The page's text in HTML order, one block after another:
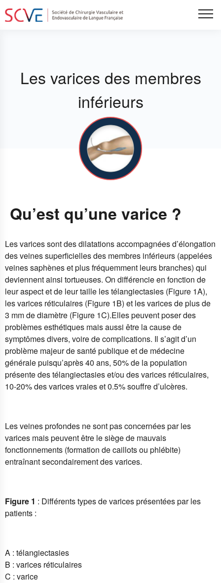
Aller
au
Les varices des membres
inférieurs
Qu’est qu’une varice ?
Les varices sont des dilatations accompagnées d’élongation
des veines superficielles des membres inférieurs (appelées
veines saphènes et plus fréquemment leurs branches) qui
deviennent ainsi tortueuses. On différencie en fonction de
leur aspect et de leur taille les télangiectasies (Figure 1A),
les varices réticulaires (Figure 1B) et les varices de plus de
3 mm de diamètre (Figure 1C).Elles peuvent poser des
problèmes esthétiques mais aussi être la cause de
symptômes divers, voire de complications. Il s’agit d’un
problème majeur de santé publique et de médecine
générale puisqu’après 40 ans, 50% de la population
présente des télangiectasies et/ou des varices réticulaires,
10-20% des varices vraies et 0.5% souffre d’ulcères.
Les veines profondes ne sont pas concernées par les
varices mais peuvent être le siège de mauvais
fonctionnements (formation de caillots ou phlébite)
entraînant secondairement des varices.
Figure 1 : Différents types de varices présentées par les
patients :
A : télangiectasies
B : varices réticulaires
C : varice